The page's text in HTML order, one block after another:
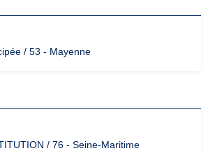
/ 53 - Mayenne
/ 76 - Seine-Maritime